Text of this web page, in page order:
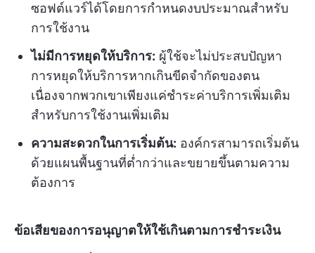
ซอฟต์แวร์ได้โดยการกำหนดงบประมาณสำหรับ
การใช้งาน
ไม่มีการหยุดให้บริการ: ผู้ใช้จะไม่ประสบปัญหา
การหยุดให้บริการหากเกินขีดจำกัดของตน
เนื่องจากพวกเขาเพียงแค่ชำระค่าบริการเพิ่มเติม
สำหรับการใช้งานเพิ่มเติม
ความสะดวกในการเริ่มต้น: องค์กรสามารถเริ่มต้น
ด้วยแผนพื้นฐานที่ต่ำกว่าและขยายขึ้นตามความ
ต้องการ
ข้อเสียของการอนุญาตให้ใช้เกินตามการชำระเงิน